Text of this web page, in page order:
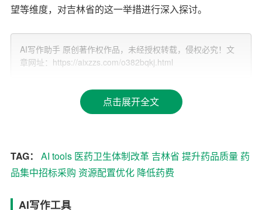
望等维度，对吉林省的这一举措进行深入探讨。
政策背景与意义
近年来，随着医疗需求的不断增长，药品费用持续攀升，
药品费用，减轻患者负担，同时确保药品质量与安全，国
家层面相继出台了一系列政策，鼓励并支持地方开展药品
断现象，促进市场竞争，实现药品价格的合理下降，提高
医疗资源的利用效率。
实施过程与关键举措
AI写作助手 原创著作权作品，未经授权转载，侵权必究！文
章网址：https://aixzzs.com/o382bqkj.html
点击展开全文
TAG： AI tools 医药卫生体制改革 吉林省 提升药品质量 药
品集中招标采购 资源配置优化 降低药费
AI写作工具